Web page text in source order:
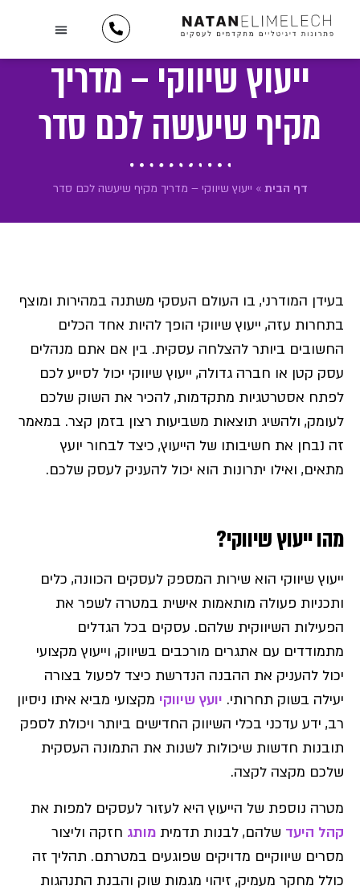
ייעוץ שיווקי – מדריך
מקיף שיעשה לכם סדר
דף הבית » ייעוץ שיווקי – מדריך מקיף שיעשה לכם סדר
בעידן המודרני, בו העולם העסקי משתנה במהירות ומוצף
בתחרות עזה, ייעוץ שיווקי הופך להיות אחד הכלים
החשובים ביותר להצלחה עסקית. בין אם אתם מנהלים
עסק קטן או חברה גדולה, ייעוץ שיווקי יכול לסייע לכם
לפתח אסטרטגיות מתקדמות, להכיר את השוק שלכם
לעומק, ולהשיג תוצאות משביעות רצון בזמן קצר. במאמר
זה נבחן את חשיבותו של הייעוץ, כיצד לבחור יועץ
מתאים, ואילו יתרונות הוא יכול להעניק לעסק שלכם.
מהו ייעוץ שיווקי?
ייעוץ שיווקי הוא שירות המספק לעסקים הכוונה, כלים
ותכניות פעולה מותאמות אישית במטרה לשפר את
הפעילות השיווקית שלהם. עסקים בכל הגדלים
מתמודדים עם אתגרים מורכבים בשיווק, וייעוץ מקצועי
יכול להעניק את ההבנה הנדרשת כיצד לפעול בצורה
יעילה בשוק תחרותי. יועץ שיווקי מקצועי מביא איתו ניסיון
רב, ידע עדכני בכלי השיווק החדישים ביותר ויכולת לספק
תובנות חדשות שיכולות לשנות את התמונה העסקית
שלכם מקצה לקצה.
מטרה נוספת של הייעוץ היא לעזור לעסקים למפות את
קהל היעד שלהם, לבנות תדמית מותג חזקה וליצור
מסרים שיווקיים מדויקים שפוגעים במטרתם. תהליך זה
כולל מחקר מעמיק, זיהוי מגמות שוק והבנת התנהגות